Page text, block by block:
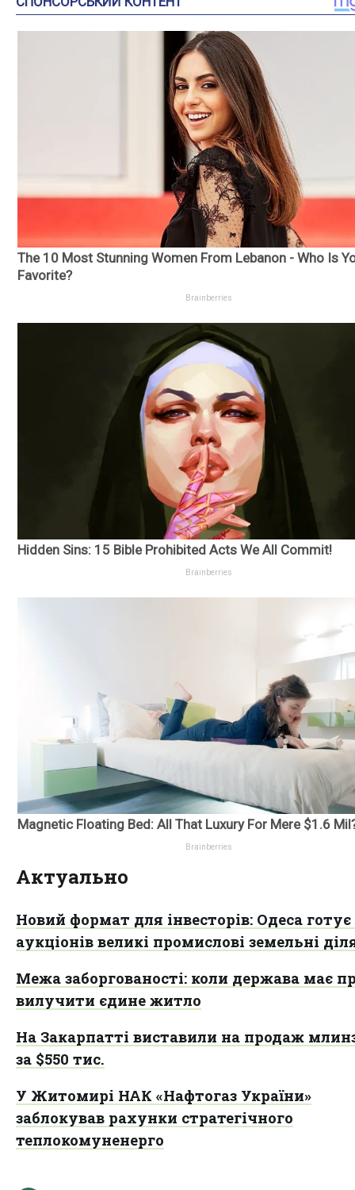
Актуально
Новий формат для інвесторів: Одеса готує
аукціонів великі промислові земельні
Межа заборгованості: коли держава має
вилучити єдине житло
На Закарпатті виставили на продаж
за $550 тис.
У Житомирі НАК «Нафтогаз України»
заблокував рахунки стратегічного
теплокомуненерго